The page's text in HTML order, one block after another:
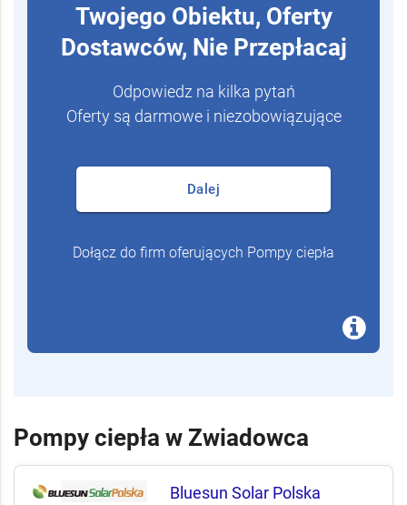
Twojego Obiektu, Oferty
Dostawców, Nie Przepłacaj
Odpowiedz na kilka pytań
Oferty są darmowe i niezobowiązujące
Dalej
Dołącz do firm oferujących Pompy ciepła
Pompy ciepła w Zwiadowca
Bluesun Solar Polska